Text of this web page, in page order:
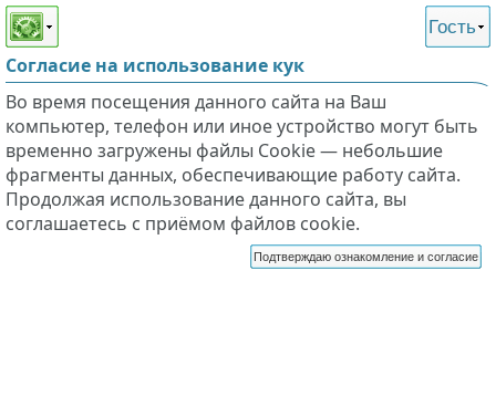
Этот сайт поддерживает
слабовидящих
Гость
Согласие на использование кук
Во время посещения данного сайта на Ваш
компьютер, телефон или иное устройство могут быть
временно загружены файлы Cookie — небольшие
фрагменты данных, обеспечивающие работу сайта.
Продолжая использование данного сайта, вы
соглашаетесь с приёмом файлов cookie.
Подтверждаю ознакомление и согласие